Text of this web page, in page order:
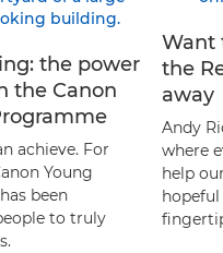
the power
the Canon
achieve. For
Young
been
to truly
Want
the
away
Andy
where
help
hopeful